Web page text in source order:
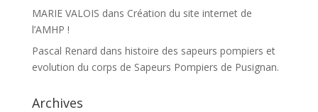
MARIE VALOIS dans Création du site internet de
l’AMHP !
Pascal Renard dans histoire des sapeurs pompiers et
evolution du corps de Sapeurs Pompiers de Pusignan.
Archives